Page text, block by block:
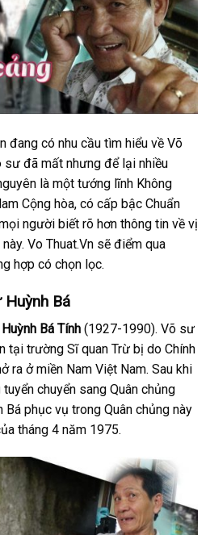
đang có nhu cầu tìm hiểu về Võ
sư đã mất nhưng để lại nhiều
là một tướng lĩnh Không
Cộng hòa, có cấp bậc Chuẩn
người biết rõ hơn thông tin về vị
Vo Thuat.Vn sẽ điểm qua
hợp có chọn lọc.
Huỳnh Bá
Huỳnh Bá Tính (1927-1990). Võ sư
tại trường Sĩ quan Trừ bị do Chính
ra ở miền Nam Việt Nam. Sau khi
chuyển sang Quân chủng
Bá phục vụ trong Quân chủng này
tháng 4 năm 1975.